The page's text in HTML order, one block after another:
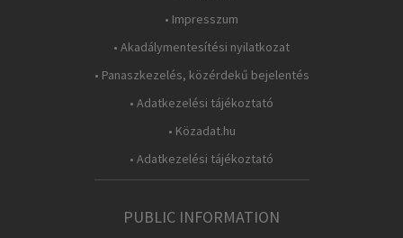
• Impresszum
• Akadálymentesítési nyilatkozat
• Panaszkezelés, közérdekű bejelentés
• Adatkezelési tájékoztató
• Közadat.hu
• Adatkezelési tájékoztató
PUBLIC INFORMATION